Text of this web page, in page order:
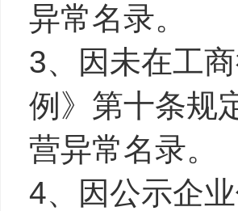
异常名录。
3、因未在工
例》第十条规
营异常名录。
4、因公示企